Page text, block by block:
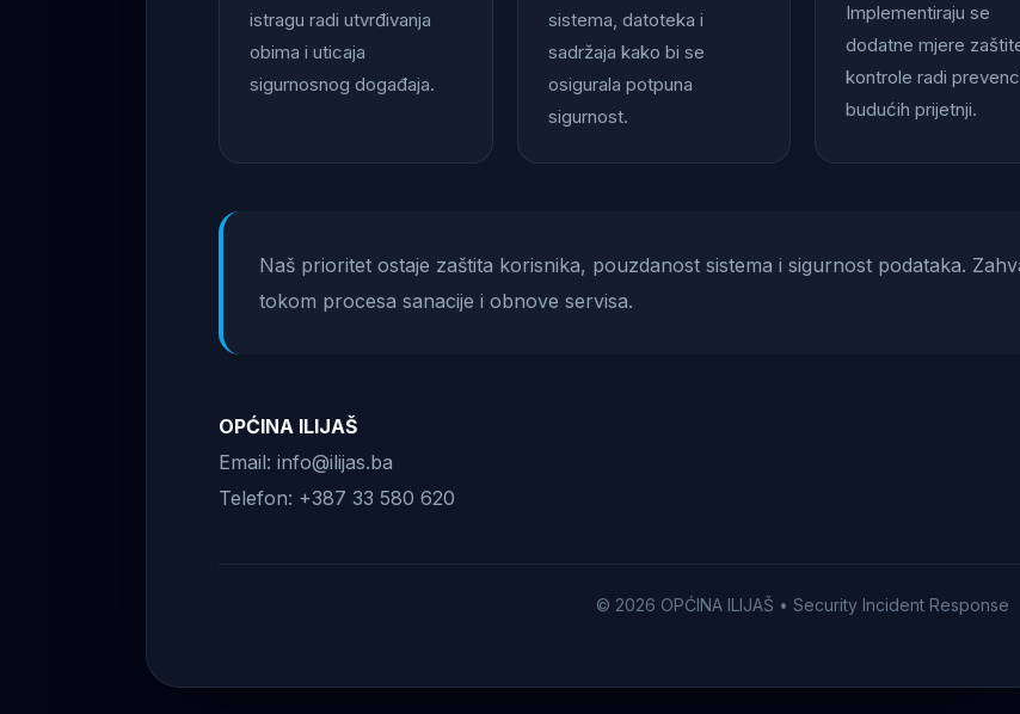
istragu radi utvrđivanja
obima i uticaja
sigurnosnog događaja.
sistema, datoteka i
sadržaja kako bi se
osigurala potpuna
sigurnost.
Implementiraju se
dodatne mjere
kontrole radi
budućih prijetnji.
Naš prioritet ostaje zaštita korisnika, pouzdanost sistema i sigurnost podataka.
tokom procesa sanacije i obnove servisa.
OPĆINA ILIJAŠ
Email: info@ilijas.ba
Telefon: +387 33 580 620
© 2026 OPĆINA ILIJAŠ • Security Incident Response